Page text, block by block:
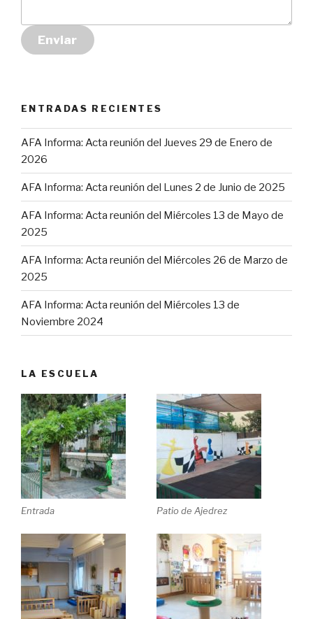
Enviar
ENTRADAS RECIENTES
AFA Informa: Acta reunión del Jueves 29 de Enero de
2026
AFA Informa: Acta reunión del Lunes 2 de Junio de 2025
AFA Informa: Acta reunión del Miércoles 13 de Mayo de
2025
AFA Informa: Acta reunión del Miércoles 26 de Marzo de
2025
AFA Informa: Acta reunión del Miércoles 13 de
Noviembre 2024
LA ESCUELA
Entrada Patio de Ajedrez